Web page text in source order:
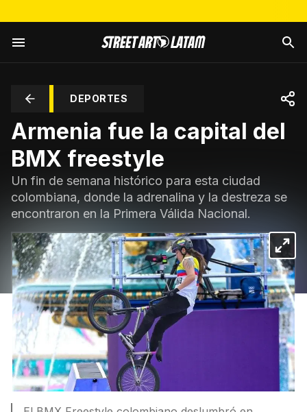
DEPORTES
Armenia fue la capital del
BMX freestyle
Un fin de semana histórico para esta ciudad
colombiana, donde la adrenalina y la destreza se
encontraron en la Primera Válida Nacional.